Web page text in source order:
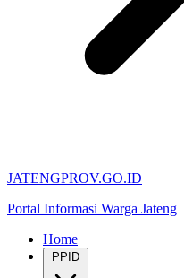
JATENGPROV.GO.ID
Portal Informasi Warga Jateng
Home
PPID